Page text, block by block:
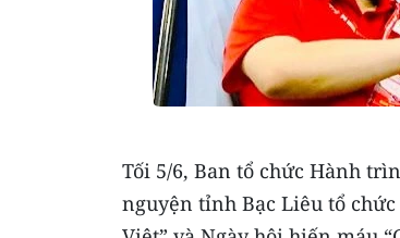
Tối 5/6, Ban tổ chức Hành
nguyện tỉnh Bạc Liêu tổ